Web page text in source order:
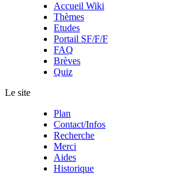
Accueil Wiki
Thèmes
Etudes
Portail SF/F/F
FAQ
Brèves
Quiz
Le site
Plan
Contact/Infos
Recherche
Merci
Aides
Historique